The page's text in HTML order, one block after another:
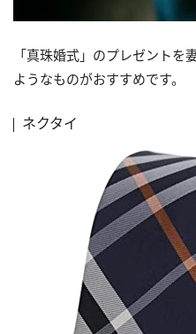
「真珠婚式」のプレゼントを
ようなものがおすすめです。
ネクタイ